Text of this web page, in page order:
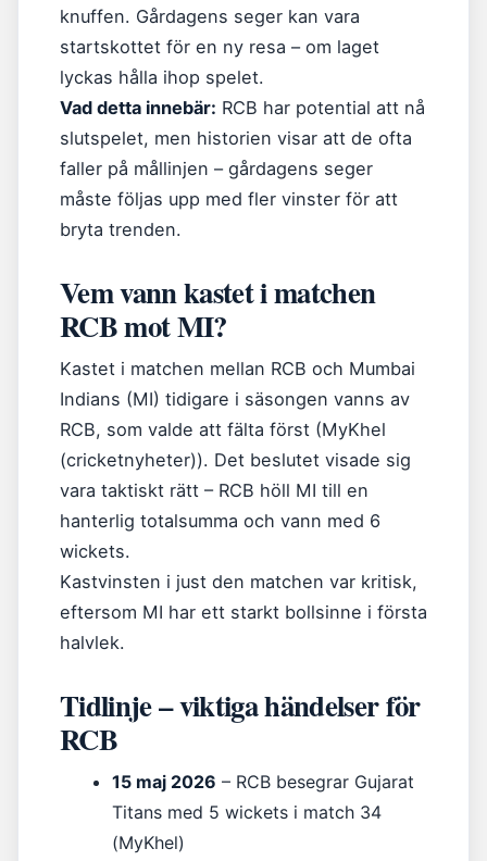
knuffen. Gårdagens seger kan vara
startskottet för en ny resa – om laget
lyckas hålla ihop spelet.
Vad detta innebär: RCB har potential att nå
slutspelet, men historien visar att de ofta
faller på mållinjen – gårdagens seger
måste följas upp med fler vinster för att
bryta trenden.
Vem vann kastet i matchen
RCB mot MI?
Kastet i matchen mellan RCB och Mumbai
Indians (MI) tidigare i säsongen vanns av
RCB, som valde att fälta först (MyKhel
(cricketnyheter)). Det beslutet visade sig
vara taktiskt rätt – RCB höll MI till en
hanterlig totalsumma och vann med 6
wickets.
Kastvinsten i just den matchen var kritisk,
eftersom MI har ett starkt bollsinne i första
halvlek.
Tidlinje – viktiga händelser för
RCB
15 maj 2026 – RCB besegrar Gujarat
Titans med 5 wickets i match 34
(MyKhel)